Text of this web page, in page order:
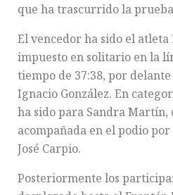
que ha trascurrido la
El vencedor ha sido el atleta
impuesto en solitario en la
tiempo de 37:38, por
Ignacio González. En
ha sido para Sandra Martín,
acompañada en el podio
José Carpio.
Posteriormente los